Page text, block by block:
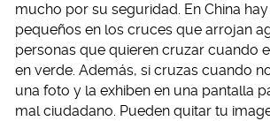
mucho por su seguridad. En China
pequeños en los cruces que arrojan
personas que quieren cruzar cuando
en verde. Además, si cruzas cuando
una foto y la exhiben en una pantalla
mal ciudadano. Pueden quitar tu